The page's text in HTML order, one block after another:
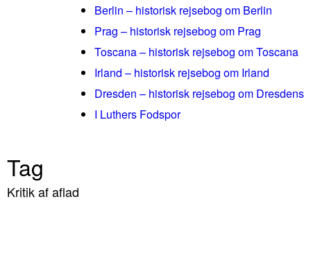
Berlin – historisk rejsebog om Berlin
Prag – historisk rejsebog om Prag
Toscana – historisk rejsebog om Toscana
Irland – historisk rejsebog om Irland
Dresden – historisk rejsebog om Dresdens
I Luthers Fodspor
Tag
Kritik af aflad